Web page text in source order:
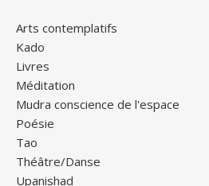
Arts contemplatifs
Kado
Livres
Méditation
Mudra conscience de l'espace
Poésie
Tao
Théâtre/Danse
Upanishad